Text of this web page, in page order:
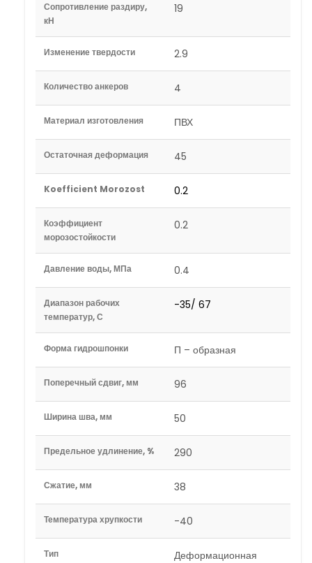
Сопротивление раздиру,
кН
19
Изменение твердости 2.9
Количество анкеров 4
Материал изготовления ПВХ
Остаточная деформация 45
Koefficient Morozost 0.2
Коэффициент
морозостойкости
0.2
Давление воды, МПа 0.4
Диапазон рабочих
температур, С
-35/ 67
Форма гидрошпонки П – образная
Поперечный сдвиг, мм 96
Ширина шва, мм 50
Предельное удлинение, % 290
Сжатие, мм 38
Температура хрупкости -40
Тип
Деформационная